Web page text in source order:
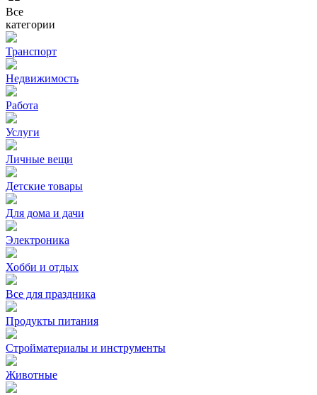
Все
категории
Транспорт
Недвижимость
Работа
Услуги
Личные вещи
Детские товары
Для дома и дачи
Электроника
Хобби и отдых
Все для праздника
Продукты питания
Стройматериалы и инструменты
Животные